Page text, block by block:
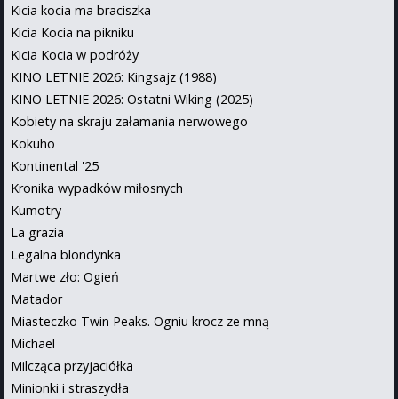
Kicia kocia ma braciszka
Kicia Kocia na pikniku
Kicia Kocia w podróży
KINO LETNIE 2026: Kingsajz (1988)
KINO LETNIE 2026: Ostatni Wiking (2025)
Kobiety na skraju załamania nerwowego
Kokuhō
Kontinental '25
Kronika wypadków miłosnych
Kumotry
La grazia
Legalna blondynka
Martwe zło: Ogień
Matador
Miasteczko Twin Peaks. Ogniu krocz ze mną
Michael
Milcząca przyjaciółka
Minionki i straszydła